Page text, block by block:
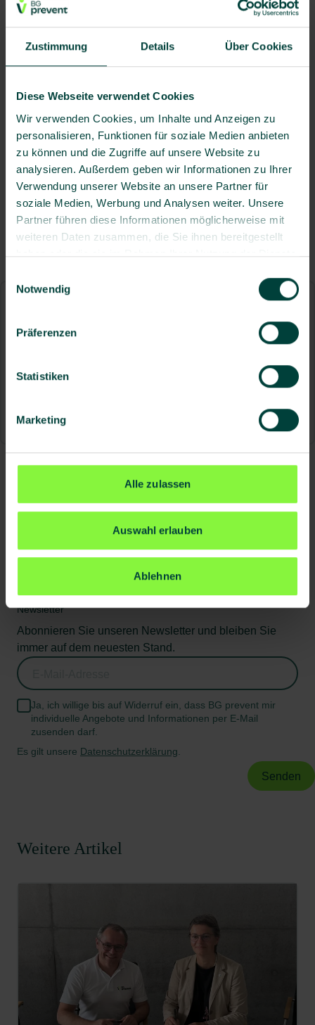
Zustimmung Details Über Cookies
Diese Webseite verwendet Cookies
Wir verwenden Cookies, um Inhalte und Anzeigen zu
personalisieren, Funktionen für soziale Medien anbieten
zu können und die Zugriffe auf unsere Website zu
analysieren. Außerdem geben wir Informationen zu Ihrer
Verwendung unserer Website an unsere Partner für
soziale Medien, Werbung und Analysen weiter. Unsere
Partner führen diese Informationen möglicherweise mit
weiteren Daten zusammen, die Sie ihnen bereitgestellt
haben oder die sie im Rahmen Ihrer Nutzung der Dienste
Notwendig
Präferenzen
Statistiken
Marketing
Alle zulassen
Auswahl erlauben
Ablehnen
schnell wie möglich mit geeigneten Hilfsmitteln wie
Zecken entfernen, desto geringer ist das Risiko, dass
Krankheitserreger übertragen werden. „Die FSME-
werden sofort übertragen“, sagt Dr. Buschek. „Bei der
Borreliose steigt das Risiko mit der Dauer des
Saugakts. Auch deshalb ist schnelles Handeln
wichtig.“
Dokumentation:
Es ist ratsam, Zeckenstiche zu
dokumentieren, um bei möglichen Spätfolgen
nachvollziehen zu können, wann und wo der Stich
Zeckenschutz bietet die DGUV umfassende
Materialien an:
DGUV Information 214-078 „Vorsicht Zecken!“
RKI - FSME (Früh­sommer-Meningo­enzephalitis) -
Newsletter
Abonnieren Sie unseren Newsletter und bleiben Sie
immer auf dem neuesten Stand.
Ja, ich willige bis auf Widerruf ein, dass BG prevent mir
individuelle Angebote und Informationen per E-Mail
zusenden darf.
Es gilt unsere Datenschutzerklärung
Weitere Artikel